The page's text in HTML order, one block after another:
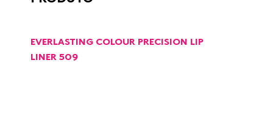
EVERLASTING COLOUR PRECISION LIP
LINER 509